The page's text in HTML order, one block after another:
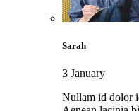
Sarah
3 January
Nullam id dolor